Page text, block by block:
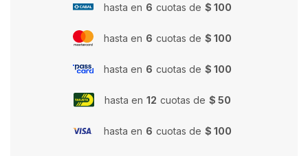
hasta en 6 cuotas de $ 100
hasta en 6 cuotas de $ 100
hasta en 6 cuotas de $ 100
hasta en 12 cuotas de $ 50
hasta en 6 cuotas de $ 100